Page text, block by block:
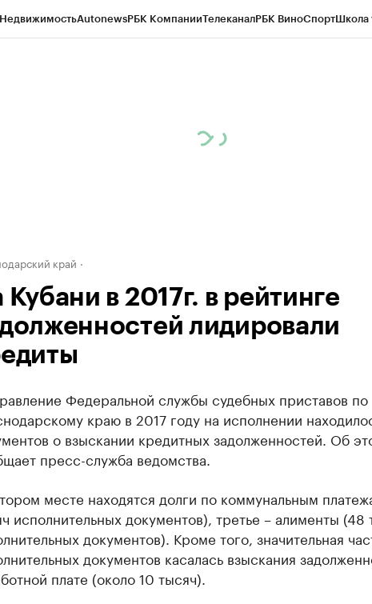
НедвижимостьAutonewsРБК КомпанииТелеканалРБК ВиноСпортШкола
край
Кубани в 2017г. в рейтинге
лидировали
Федеральной службы судебных приставов по
краю в 2017 году на исполнении
о взыскании кредитных задолженностей. Об
пресс-служба ведомства.
месте находятся долги по коммунальным
исполнительных документов), третье – алименты (48
документов). Кроме того, значительная
документов касалась взыскания
плате (около 10 тысяч).